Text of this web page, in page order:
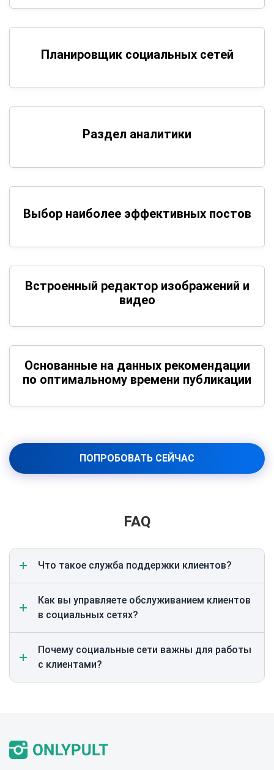
Планировщик социальных сетей
Раздел аналитики
Выбор наиболее эффективных постов
Встроенный редактор изображений и
видео
Основанные на данных рекомендации
по оптимальному времени публикации
ПОПРОБОВАТЬ СЕЙЧАС
FAQ
Что такое служба поддержки клиентов?
Как вы управляете обслуживанием клиентов
в социальных сетях?
Почему социальные сети важны для работы
с клиентами?